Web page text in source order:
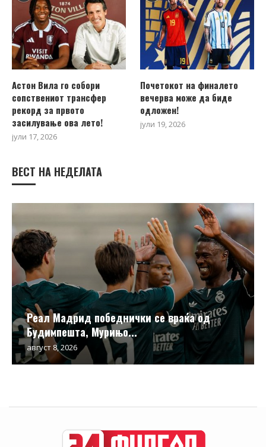
Астон Вила го собори
сопствениот трансфер
рекорд за првото
засилување ова лето!
јули 17, 2026
Почетокот на финалето
вечерва може да биде
одложен!
јули 19, 2026
ВЕСТ НА НЕДЕЛАТА
Реал Мадрид победнички се враќа од
Будимпешта, Мурињо...
август 8, 2026